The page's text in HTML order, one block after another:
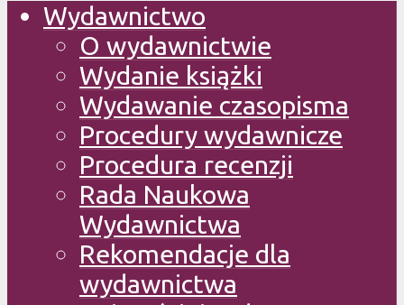
Wydawnictwo
O wydawnictwie
Wydanie książki
Wydawanie czasopisma
Procedury wydawnicze
Procedura recenzji
Rada Naukowa
Wydawnictwa
Rekomendacje dla
wydawnictwa